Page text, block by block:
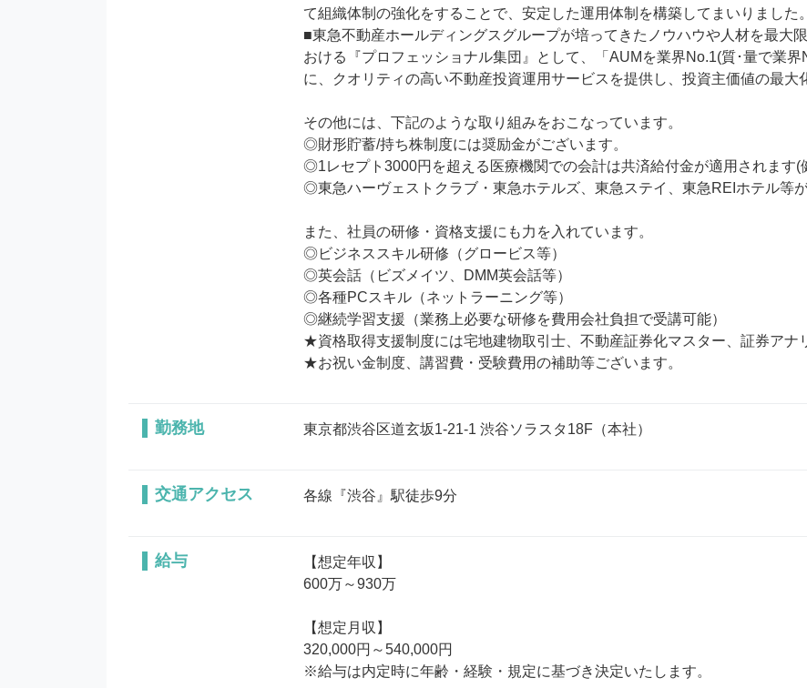
て組織体制の強化をすることで、安定した運用体制を構築してまいりました。
■東急不動産ホールディングスグループが培ってきたノウハウや人材を最大
おける『プロフェッショナル集団』として、「AUMを業界No.1(質･量で業
に、クオリティの高い不動産投資運用サービスを提供し、投資主価値の最大
その他には、下記のような取り組みをおこなっています。
◎財形貯蓄/持ち株制度には奨励金がございます。
◎1レセプト3000円を超える医療機関での会計は共済給付金が適用されます(
◎東急ハーヴェストクラブ・東急ホテルズ、東急ステイ、東急REIホテル等
また、社員の研修・資格支援にも力を入れています。
◎ビジネススキル研修（グロービス等）
◎英会話（ビズメイツ、DMM英会話等）
◎各種PCスキル（ネットラーニング等）
◎継続学習支援（業務上必要な研修を費用会社負担で受講可能）
★資格取得支援制度には宅地建物取引士、不動産証券化マスター、証券アナ
★お祝い金制度、講習費・受験費用の補助等ございます。
勤務地 東京都渋谷区道玄坂1-21-1 渋谷ソラスタ18F（本社）
交通アクセス 各線『渋谷』駅徒歩9分
給与
【想定年収】
600万～930万
【想定月収】
320,000円～540,000円
※給与は内定時に年齢・経験・規定に基づき決定いたします。